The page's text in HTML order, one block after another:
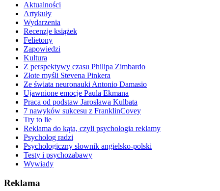
Aktualności
Artykuły
Wydarzenia
Recenzje książek
Felietony
Zapowiedzi
Kultura
Z perspektywy czasu Philipa Zimbardo
Złote myśli Stevena Pinkera
Ze świata neuronauki Antonio Damasio
Ujawnione emocje Paula Ekmana
Praca od podstaw Jarosława Kulbata
7 nawyków sukcesu z FranklinCovey
Try to lie
Reklama do kąta, czyli psychologia reklamy
Psycholog radzi
Psychologiczny słownik angielsko-polski
Testy i psychozabawy
Wywiady
Reklama